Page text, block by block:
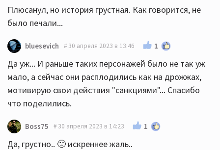
Плюсанул, но история грустная. Как говорится, не
было печали...
bluesevich 30 апреля 2023 в 13:46 1
Да уж... И раньше таких персонажей было не так уж
мало, а сейчас они расплодились как на дрожжах,
мотивирую свои действия "санкциями"... Спасибо
что поделились.
Boss75 30 апреля 2023 в 14:23 1
Да, грустно.. 🙁 искреннее жаль..